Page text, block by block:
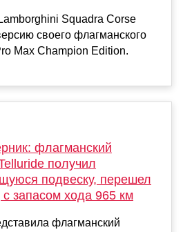
Squadra Corse
своего флагманского
Max Champion Edition.
флагманский
получил
подвеску, перешел
с запасом хода 965 км
флагманский